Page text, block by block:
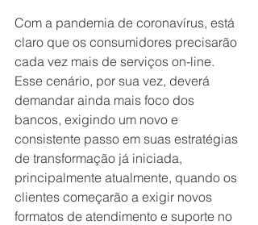
Com a pandemia de coronavírus, está
claro que os consumidores precisarão
cada vez mais de serviços on-line.
Esse cenário, por sua vez, deverá
demandar ainda mais foco dos
bancos, exigindo um novo e
consistente passo em suas estratégias
de transformação já iniciada,
principalmente atualmente, quando os
clientes começarão a exigir novos
formatos de atendimento e suporte no